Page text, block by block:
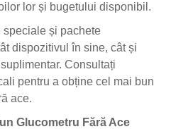
lor și bugetului disponibil.
speciale și pachete
dispozitivul în sine, cât și
Consultați
pentru a obține cel mai bun
ace.
Glucometru Fără Ace